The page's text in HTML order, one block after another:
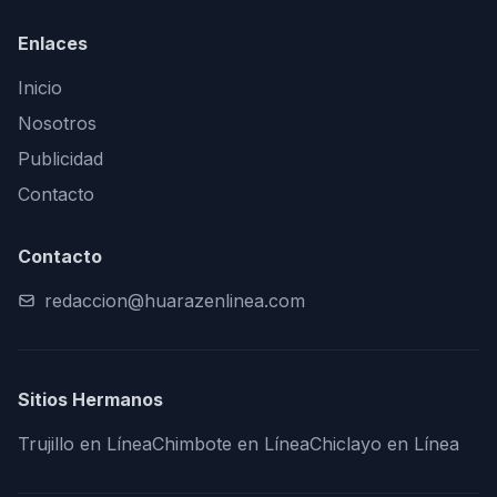
Enlaces
Inicio
Nosotros
Publicidad
Contacto
Contacto
redaccion@huarazenlinea.com
Sitios Hermanos
Trujillo en LíneaChimbote en LíneaChiclayo en Línea